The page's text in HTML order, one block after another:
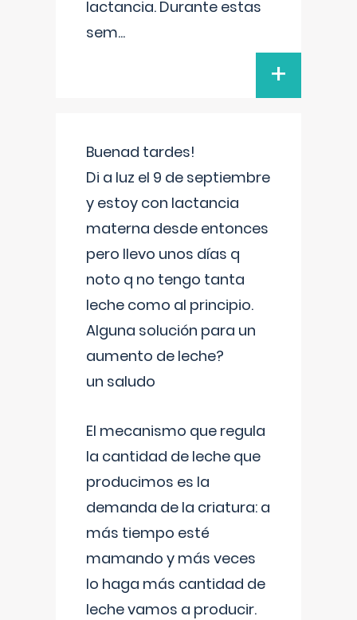
lactancia. Durante estas
sem...
+
Buenad tardes!
Di a luz el 9 de septiembre
y estoy con lactancia
materna desde entonces
pero llevo unos días q
noto q no tengo tanta
leche como al principio.
Alguna solución para un
aumento de leche?
un saludo
El mecanismo que regula
la cantidad de leche que
producimos es la
demanda de la criatura: a
más tiempo esté
mamando y más veces
lo haga más cantidad de
leche vamos a producir.